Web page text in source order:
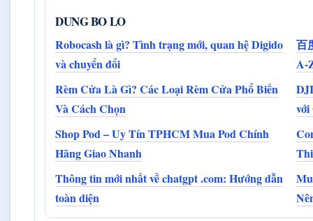
DUNG BO LO
Robocash là gì? Tình trạng mới, quan hệ Digido
và chuyển đổi
百
A-
Rèm Cửa Là Gì? Các Loại Rèm Cửa Phổ Biến
Và Cách Chọn
với
Shop Pod – Uy Tín TPHCM Mua Pod Chính
Hãng Giao Nhanh
Thông tin mới nhất về chatgpt .com: Hướng dẫn
toàn diện